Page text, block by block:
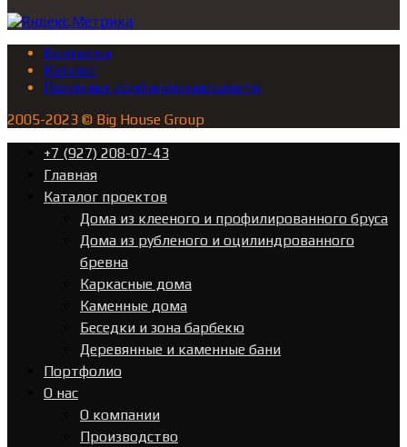
Контакты
Каталог
Политика конфиденциальности
2005-2023 © Big House Group
+7 (927) 208-07-43
Главная
Каталог проектов
Дома из клееного и профилированного бруса
Дома из рубленого и оцилиндрованного
бревна
Каркасные дома
Каменные дома
Беседки и зона барбекю
Деревянные и каменные бани
Портфолио
О нас
О компании
Производство